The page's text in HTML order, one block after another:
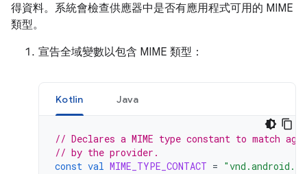
得資料。系統會檢查供應器中是否有應用程式可用的 MIME
類型。
宣告全域變數以包含 MIME 類型：
Kotlin Java
// Declares a MIME type constant to match
// by the provider.
const val MIME_TYPE_CONTACT =